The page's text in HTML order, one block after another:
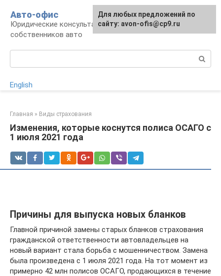
контенту
Авто-офис
Юридические консультации для водителей и
собственников авто
English
Главная » Виды страхования
Изменения, которые коснутся полиса ОСАГО с
1 июля 2021 года
Причины для выпуска новых бланков
Главной причиной замены старых бланков страхования
гражданской ответственности автовладельцев на
новый вариант стала борьба с мошенничеством. Замена
была произведена с 1 июля 2021 года. На тот момент из
примерно 42 млн полисов ОСАГО, продающихся в течение
Для любых предложений по
сайту: avon-ofis@cp9.ru